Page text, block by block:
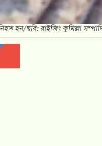
হন/ছবি: রাইজিং কুমিল্লা